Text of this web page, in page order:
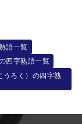
語一覧
四字熟語一覧
うろく）の四字熟